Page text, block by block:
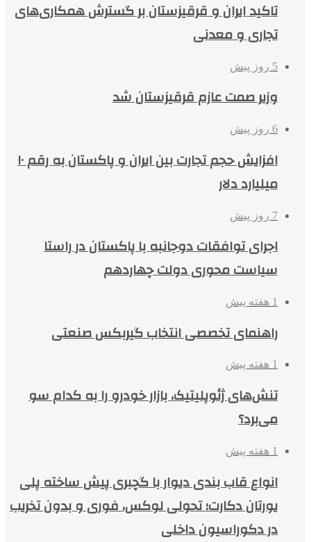
تاکید ایران و قرقیزستان بر گسترش همکاری‌های
تجاری و معدنی
5 روز پیش
وزیر صمت عازم قرقیزستان شد
6 روز پیش
افزایش حجم تجارت بین ایران و پاکستان به رقم ۱۰
میلیارد دلار
7 روز پیش
اجرای توافقات دوجانبه با پاکستان در راستا
سیاست محوری دولت چهاردهم
1 هفته پیش
راهنمای تخصصی انتخاب گیربکس صنعتی
1 هفته پیش
تنش‌های ژئوپلیتیک، بازار خودرو را به کدام سو
می‌برد؟
1 هفته پیش
انواع قاب بندی دیوار با گچبری پیش ساخته پلی
یورتان دکارت؛ تحولی لوکس، فوری و بدون تخریب
در دکوراسیون داخلی